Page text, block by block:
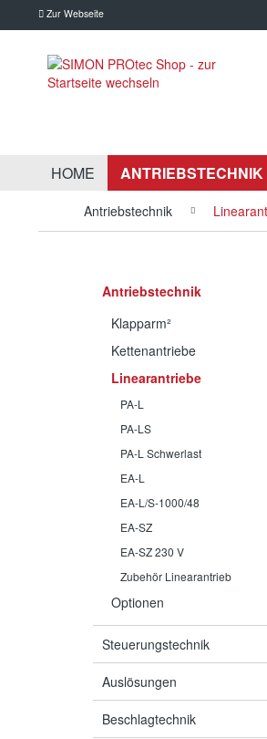
Zur Webseite
HOME ANTRIEBSTECHNIK
Antriebstechnik
Antriebstechnik
Klapparm²
Kettenantriebe
Linearantriebe
PA-L
PA-LS
PA-L Schwerlast
EA-L
EA-L/S-1000/48
EA-SZ
EA-SZ 230 V
Zubehör Linearantrieb
Optionen
Steuerungstechnik
Auslösungen
Beschlagtechnik